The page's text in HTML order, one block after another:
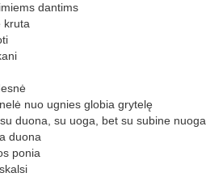
dantims
kruta
nuo ugnies globia grytelę
duona, su uoga, bet su subine nuoga
duona
ponia